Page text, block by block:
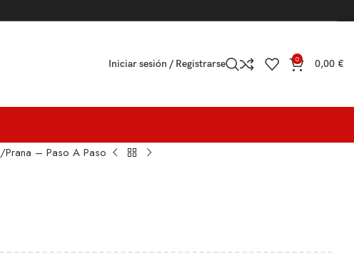
Iniciar sesión / Registrarse 0 0,00 €
Prana – Paso A Paso